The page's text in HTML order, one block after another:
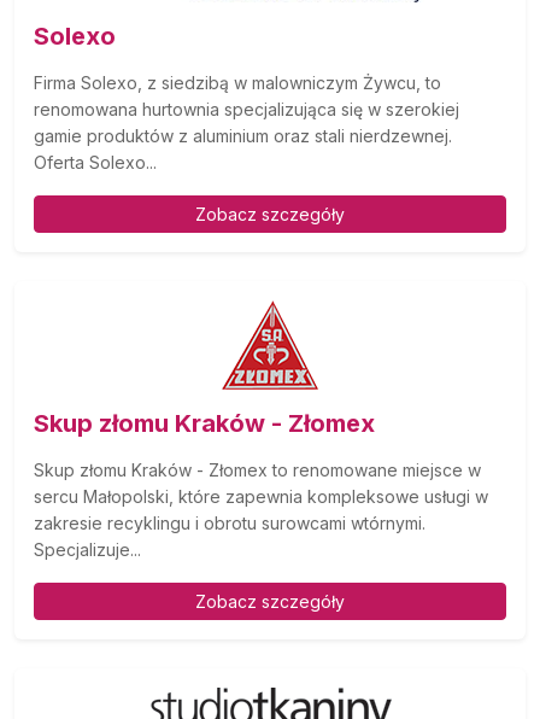
Solexo
Firma Solexo, z siedzibą w malowniczym Żywcu, to
renomowana hurtownia specjalizująca się w szerokiej
gamie produktów z aluminium oraz stali nierdzewnej.
Oferta Solexo...
Zobacz szczegóły
Skup złomu Kraków - Złomex
Skup złomu Kraków - Złomex to renomowane miejsce w
sercu Małopolski, które zapewnia kompleksowe usługi w
zakresie recyklingu i obrotu surowcami wtórnymi.
Specjalizuje...
Zobacz szczegóły